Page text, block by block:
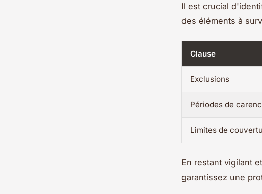
Il est crucial
des éléments à
Clause
Exclusions
Périodes de
Limites de
En restant vigilant
garantissez une